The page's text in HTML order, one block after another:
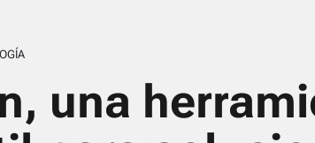
una